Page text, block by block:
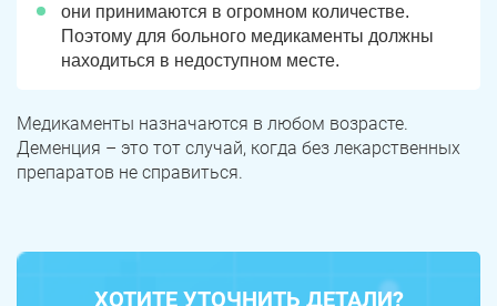
они принимаются в огромном количестве.
Поэтому для больного медикаменты должны
находиться в недоступном месте.
Медикаменты назначаются в любом возрасте.
Деменция – это тот случай, когда без лекарственных
препаратов не справиться.
ХОТИТЕ УТОЧНИТЬ ДЕТАЛИ?